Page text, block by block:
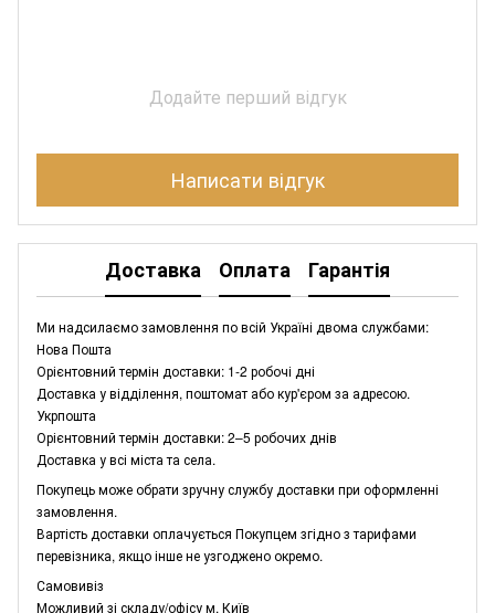
Додайте перший відгук
Написати відгук
Доставка Оплата Гарантія
Ми надсилаємо замовлення по всій Україні двома службами:
Нова Пошта
Орієнтовний термін доставки: 1-2 робочі дні
Доставка у відділення, поштомат або кур'єром за адресою.
Укрпошта
Орієнтовний термін доставки: 2–5 робочих днів
Доставка у всі міста та села.
Покупець може обрати зручну службу доставки при оформленні
замовлення.
Вартість доставки оплачується Покупцем згідно з тарифами
перевізника, якщо інше не узгоджено окремо.
Самовивіз
Можливий зі складу/офісу м. Київ